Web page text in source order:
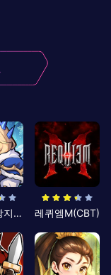
킹방치: 빵지의 제왕 레퀴엠M(CBT)